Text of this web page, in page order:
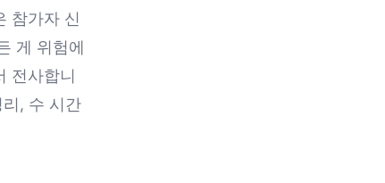
참가자 신
게 위험에
전사합니
, 수 시간